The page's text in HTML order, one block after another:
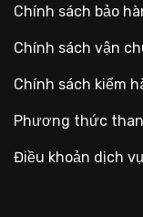
Chính sách bảo
Chính sách vận
Chính sách kiểm
Phương thức
Điều khoản dịch vụ